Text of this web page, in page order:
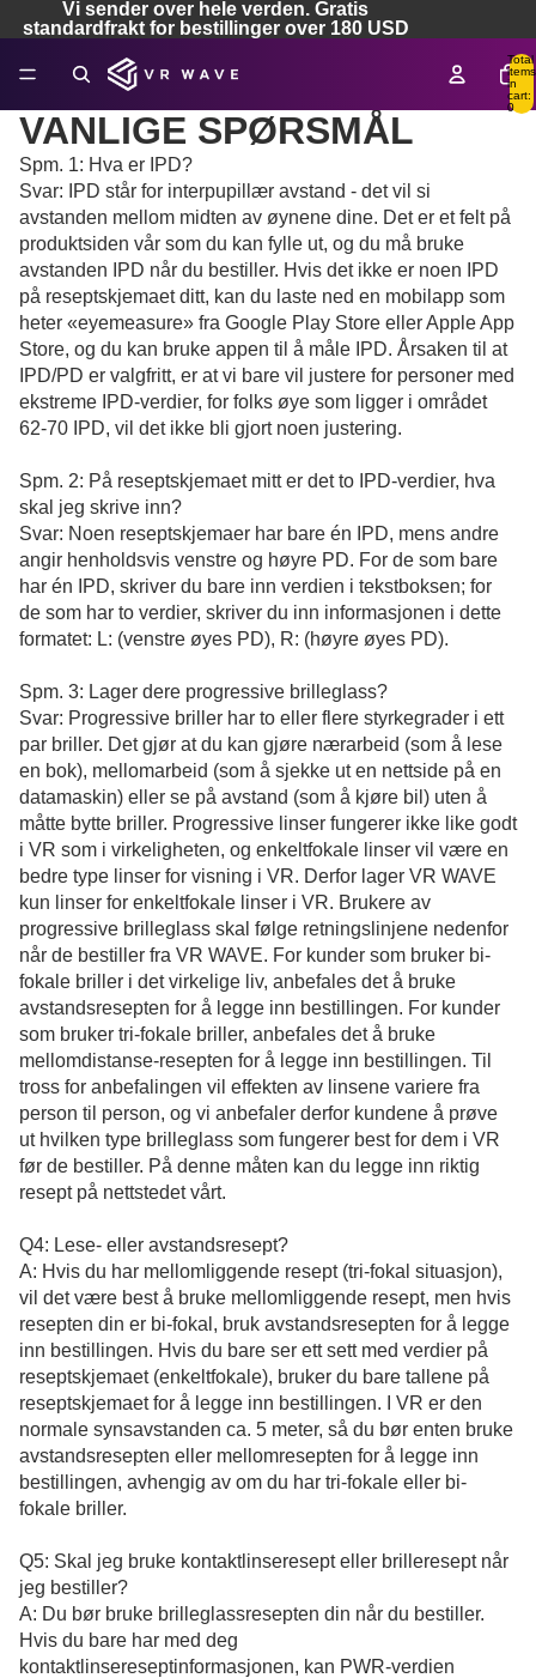
Vi sender over hele verden. Gratis
standardfrakt for bestillinger over 180 USD
Total
items
in
cart:
0
VANLIGE SPØRSMÅL
Spm. 1: Hva er IPD?
Svar: IPD står for interpupillær avstand - det vil si
avstanden mellom midten av øynene dine. Det er et felt på
produktsiden vår som du kan fylle ut, og du må bruke
avstanden IPD når du bestiller. Hvis det ikke er noen IPD
på reseptskjemaet ditt, kan du laste ned en mobilapp som
heter «eyemeasure» fra Google Play Store eller Apple App
Store, og du kan bruke appen til å måle IPD. Årsaken til at
IPD/PD er valgfritt, er at vi bare vil justere for personer med
ekstreme IPD-verdier, for folks øye som ligger i området
62-70 IPD, vil det ikke bli gjort noen justering.
Spm. 2: På reseptskjemaet mitt er det to IPD-verdier, hva
skal jeg skrive inn?
Svar: Noen reseptskjemaer har bare én IPD, mens andre
angir henholdsvis venstre og høyre PD. For de som bare
har én IPD, skriver du bare inn verdien i tekstboksen; for
de som har to verdier, skriver du inn informasjonen i dette
formatet: L: (venstre øyes PD), R: (høyre øyes PD).
Spm. 3: Lager dere progressive brilleglass?
Svar: Progressive briller har to eller flere styrkegrader i ett
par briller. Det gjør at du kan gjøre nærarbeid (som å lese
en bok), mellomarbeid (som å sjekke ut en nettside på en
datamaskin) eller se på avstand (som å kjøre bil) uten å
måtte bytte briller. Progressive linser fungerer ikke like godt
i VR som i virkeligheten, og enkeltfokale linser vil være en
bedre type linser for visning i VR. Derfor lager VR WAVE
kun linser for enkeltfokale linser i VR. Brukere av
progressive brilleglass skal følge retningslinjene nedenfor
når de bestiller fra VR WAVE. For kunder som bruker bi-
fokale briller i det virkelige liv, anbefales det å bruke
avstandsresepten for å legge inn bestillingen. For kunder
som bruker tri-fokale briller, anbefales det å bruke
mellomdistanse-resepten for å legge inn bestillingen. Til
tross for anbefalingen vil effekten av linsene variere fra
person til person, og vi anbefaler derfor kundene å prøve
ut hvilken type brilleglass som fungerer best for dem i VR
før de bestiller. På denne måten kan du legge inn riktig
resept på nettstedet vårt.
Q4: Lese- eller avstandsresept?
A: Hvis du har mellomliggende resept (tri-fokal situasjon),
vil det være best å bruke mellomliggende resept, men hvis
resepten din er bi-fokal, bruk avstandsresepten for å legge
inn bestillingen. Hvis du bare ser ett sett med verdier på
reseptskjemaet (enkeltfokale), bruker du bare tallene på
reseptskjemaet for å legge inn bestillingen. I VR er den
normale synsavstanden ca. 5 meter, så du bør enten bruke
avstandsresepten eller mellomresepten for å legge inn
bestillingen, avhengig av om du har tri-fokale eller bi-
fokale briller.
Q5: Skal jeg bruke kontaktlinseresept eller brilleresept når
jeg bestiller?
A: Du bør bruke brilleglassresepten din når du bestiller.
Hvis du bare har med deg
kontaktlinsereseptinformasjonen, kan PWR-verdien